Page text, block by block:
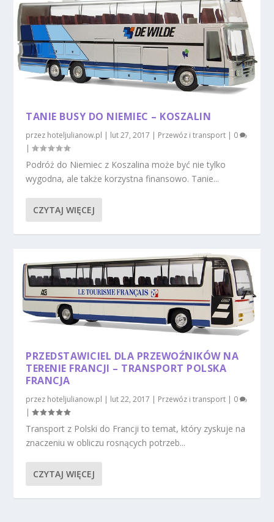
TANIE BUSY DO NIEMIEC – KOSZALIN
przez hoteljulianow.pl | lut 27, 2017 | Przewóz i transport | 0
|
Podróż do Niemiec z Koszalina może być nie tylko
wygodna, ale także korzystna finansowo. Tanie...
CZYTAJ WIĘCEJ
PRZEDSTAWICIEL DLA PRZEWOŹNIKÓW NA
TERENIE FRANCJI – TRANSPORT POLSKA
FRANCJA
przez hoteljulianow.pl | lut 22, 2017 | Przewóz i transport | 0
|
Transport z Polski do Francji to temat, który zyskuje na
znaczeniu w obliczu rosnących potrzeb...
CZYTAJ WIĘCEJ